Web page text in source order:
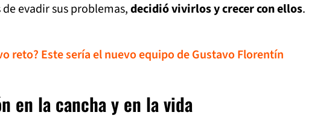
evadir sus problemas,decidió vivirlos y crecer con ellos.
reto? Este sería el nuevo equipo de Gustavo Florentín
en la cancha y en la vida